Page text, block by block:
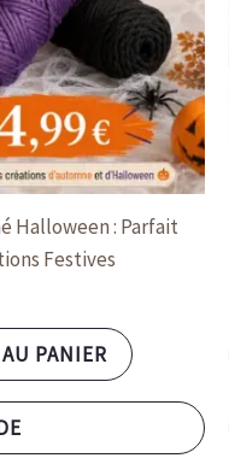
Halloween : Parfait
Festives
PANIER